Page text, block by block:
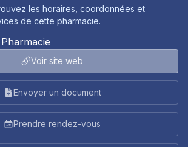
les horaires, coordonnées et
de cette pharmacie.
Pharmacie
Voir site web
Envoyer un document
Prendre rendez-vous